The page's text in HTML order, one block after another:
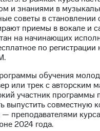
и знаниями в
советы в становлении
приемы в вокале и
на начинающих
по
обучения
или трек с авторским
участник программы
выпустить совместную
— преподавателями
2024 года.